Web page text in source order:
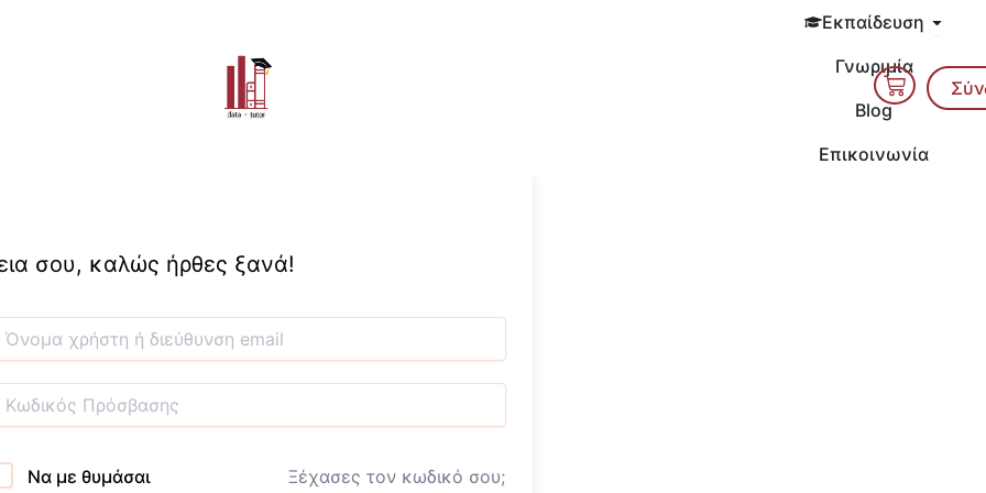
Εκπαίδευση Open
Γνωριμία
Blog
Επικοινωνία
Cart
σου, καλώς ήρθες ξανά!
Να με θυμάσαι Ξέχασες τον κωδικό σου;